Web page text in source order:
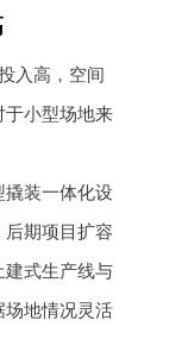
入高，空间
于小型场地来
撬装一体化设
期项目扩容
建式生产线与
场地情况灵活